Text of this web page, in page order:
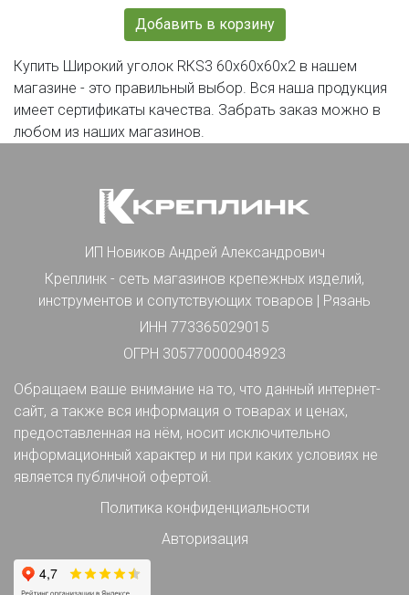
Добавить в корзину
Купить Широкий уголок RКS3 60х60х60х2 в нашем
магазине - это правильный выбор. Вся наша продукция
имеет сертификаты качества. Забрать заказ можно в
любом из наших магазинов.
ИП Новиков Андрей Александрович
Креплинк - сеть магазинов крепежных изделий,
инструментов и сопутствующих товаров | Рязань
ИНН 773365029015
ОГРН 305770000048923
Обращаем ваше внимание на то, что данный интернет-
сайт, а также вся информация о товарах и ценах,
предоставленная на нём, носит исключительно
информационный характер и ни при каких условиях не
является публичной офертой.
Политика конфиденциальности
Авторизация